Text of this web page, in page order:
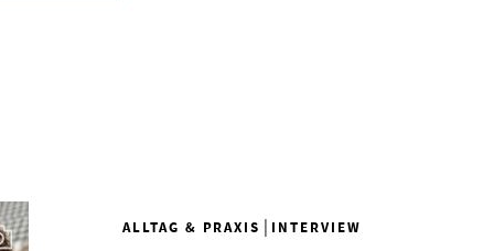
ALLTAG & PRAXIS | INTERVIEW